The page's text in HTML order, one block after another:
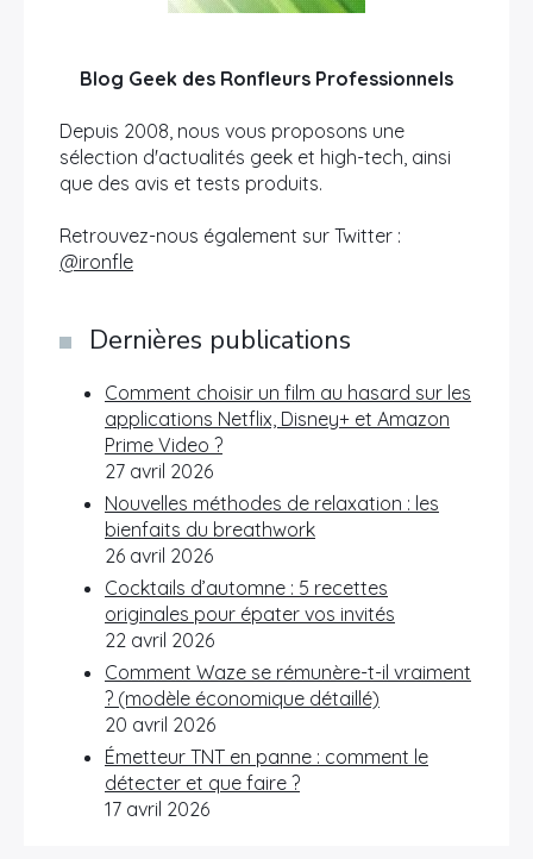
Blog Geek des Ronfleurs Professionnels
Depuis 2008, nous vous proposons une
sélection d'actualités geek et high-tech, ainsi
que des avis et tests produits.
Retrouvez-nous également sur Twitter :
@ironfle
Dernières publications
Comment choisir un film au hasard sur les
applications Netflix, Disney+ et Amazon
Prime Video ?
27 avril 2026
Nouvelles méthodes de relaxation : les
bienfaits du breathwork
26 avril 2026
Cocktails d’automne : 5 recettes
originales pour épater vos invités
22 avril 2026
Comment Waze se rémunère-t-il vraiment
? (modèle économique détaillé)
20 avril 2026
Émetteur TNT en panne : comment le
détecter et que faire ?
17 avril 2026